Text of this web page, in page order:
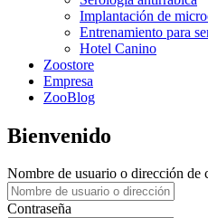
Implantación de
Entrenamiento para
Hotel Canino
Zoostore
Empresa
ZooBlog
Bienvenido
Nombre de usuario o dirección de
Contraseña